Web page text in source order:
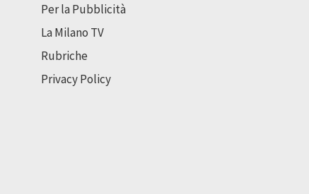
Per la Pubblicità
La Milano TV
Rubriche
Privacy Policy